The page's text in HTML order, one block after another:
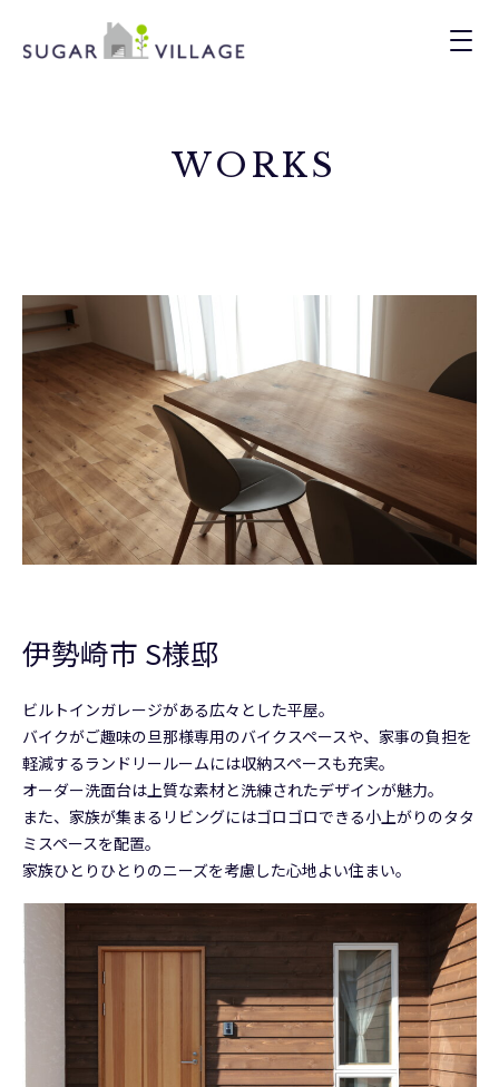
WORKS
伊勢崎市 S様邸
ビルトインガレージがある広々とした平屋。
バイクがご趣味の旦那様専用のバイクスペースや、家事の負担を
軽減するランドリールームには収納スペースも充実。
オーダー洗面台は上質な素材と洗練されたデザインが魅力。
また、家族が集まるリビングにはゴロゴロできる小上がりのタタ
ミスペースを配置。
家族ひとりひとりのニーズを考慮した心地よい住まい。